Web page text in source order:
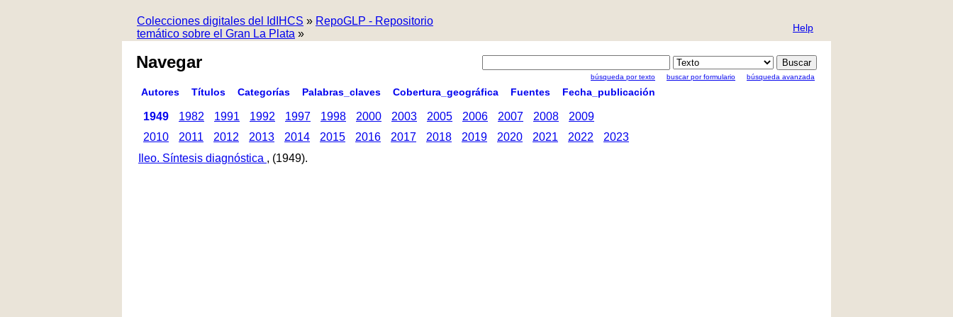
Colecciones digitales del IdIHCS » RepoGLP - Repositorio
temático sobre el Gran La Plata » Help
Navegar
búsqueda por texto buscar por formulario búsqueda avanzada
Autores Títulos Categorías Palabras_claves Cobertura_geográfica Fuentes Fecha_publicación
1949 1982 1991 1992 1997 1998 2000 2003 2005 2006 2007 2008
2009
2010
2011 2012 2013 2014 2015 2016 2017 2018 2019 2020 2021 2022
2023
Ileo. Síntesis diagnóstica , (1949).